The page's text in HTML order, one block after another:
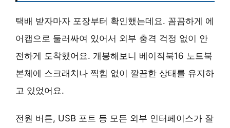
택배 받자마자 포장부터 확인했는데요. 꼼꼼하게 에
어캡으로 둘러싸여 있어서 외부 충격 걱정 없이 안
전하게 도착했어요. 개봉해보니 베이직북16 노트북
본체에 스크래치나 찍힘 없이 깔끔한 상태를 유지하
고 있었어요.
전원 버튼, USB 포트 등 모든 외부 인터페이스가 잘